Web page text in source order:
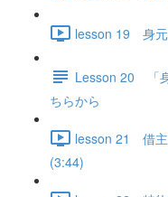
lesson 19 身元
Lesson 20 「
ちらから
lesson 21 借主
(3:44)